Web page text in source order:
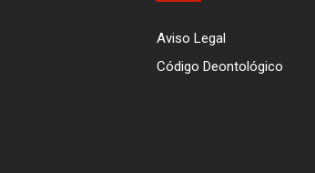
Aviso Legal
Código Deontológico